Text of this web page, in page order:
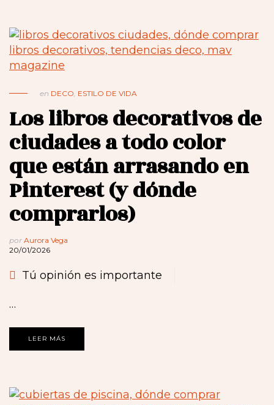
en DECO, ESTILO DE VIDA
Los libros decorativos de
ciudades a todo color
que están arrasando en
Pinterest (y dónde
comprarlos)
por Aurora Vega
20/01/2026
Tú opinión es importante
…
LEER MÁS